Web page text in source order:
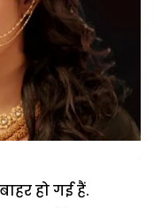
हो गई हैं.